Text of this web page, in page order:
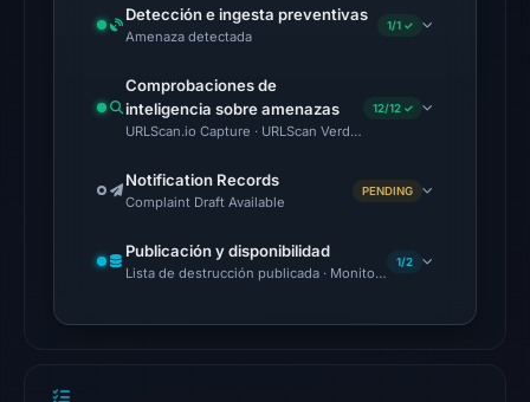
UTC.
OTX
recorded
community
pulse
on
12,
Detección e ingesta preventivas
Amenaza detectada
1/1 ✓
Comprobaciones de
inteligencia sobre amenazas
URLScan.io Capture · URLScan Verdict · Cloudflare Radar
12/12 ✓
Notification Records
Complaint Draft Available
PENDING
Publicación y disponibilidad
Lista de destrucción publicada · Monitoring Continues
1/2